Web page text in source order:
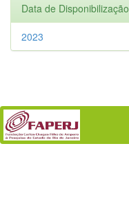
Data de Disponibilização
2023